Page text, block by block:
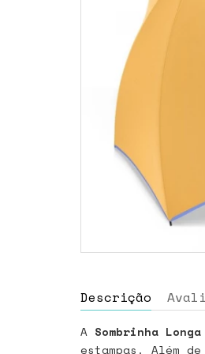
Descrição
A Sombrinha
estampas. Além